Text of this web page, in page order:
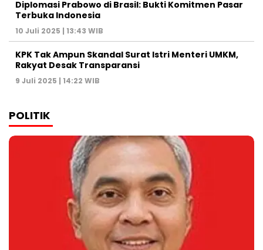
Diplomasi Prabowo di Brasil: Bukti Komitmen Pasar
Terbuka Indonesia
10 Juli 2025 | 13:43 WIB
KPK Tak Ampun Skandal Surat Istri Menteri UMKM,
Rakyat Desak Transparansi
9 Juli 2025 | 14:22 WIB
POLITIK